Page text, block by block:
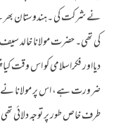
نے شرکت کی ۔ہندوستان
کی تھی۔ حضرت مولانا خالد
دیااور فکراسلامی کو اس وقت
ضرورت ہے، اس پر مولانا نے
طرف خاص طور پر توجہ دلائی